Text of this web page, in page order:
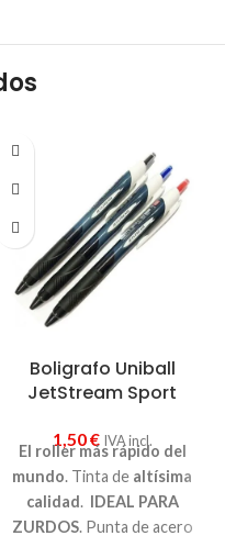
Boligrafo Uniball
JetStream Sport
1,50€ IVA incl.
El roller más rápido del
mundo. Tinta de altísima
calidad. IDEAL PARA
ZURDOS. Punta de acero